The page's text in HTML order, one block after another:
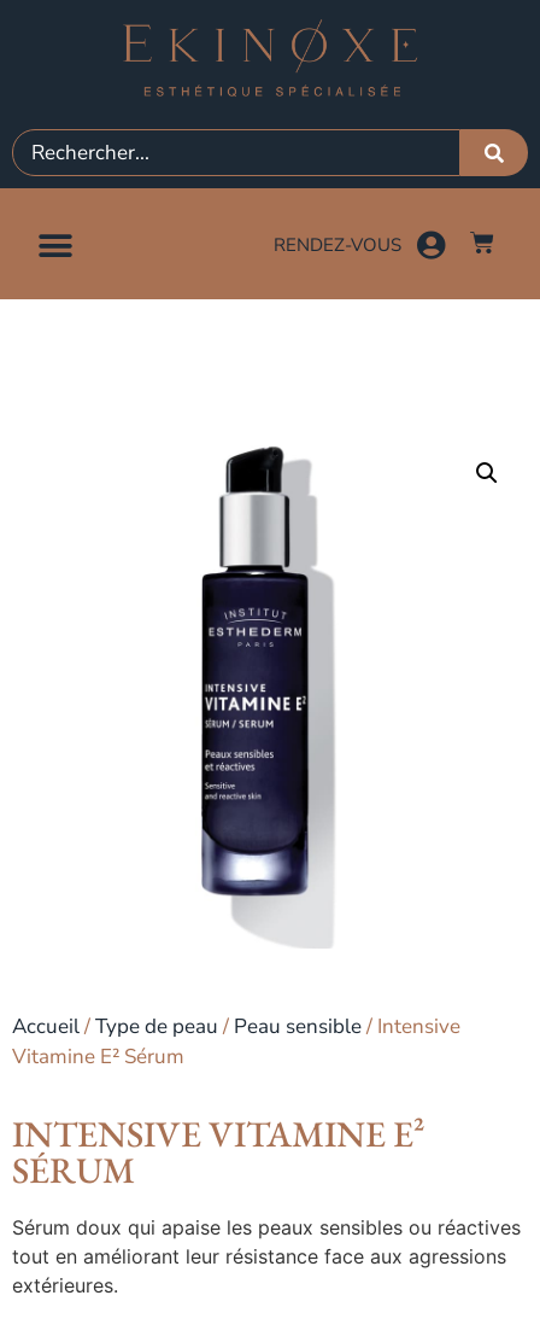
RENDEZ-VOUS
Accueil/Type de peau/ Peau sensible/ Intensive
Vitamine E² Sérum
INTENSIVE VITAMINE E²
SÉRUM
Sérum doux qui apaise les peaux sensibles ou réactives
tout en améliorant leur résistance face aux agressions
extérieures.